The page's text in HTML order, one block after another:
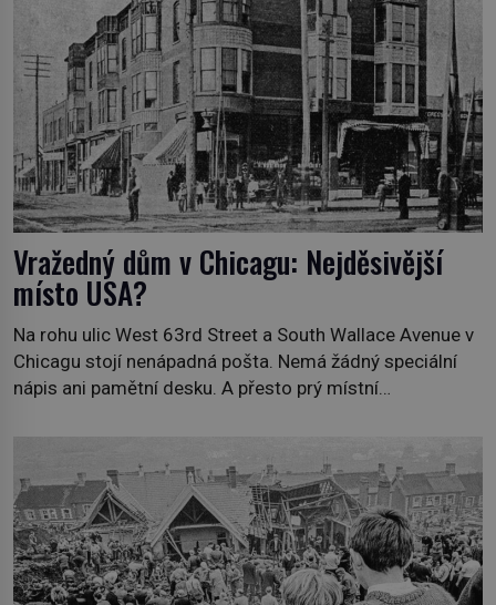
nejpůsobivějších námořních záhad? […]
Vražedný dům v Chicagu: Nejděsivější
místo USA?
Na rohu ulic West 63rd Street a South Wallace Avenue v
Chicagu stojí nenápadná pošta. Nemá žádný speciální
nápis ani pamětní desku. A přesto prý místní
sídlil sériový vrah H. H. Holmes a také nejpropracovanější
past na lidi v dějinách americké kriminalistiky. Herman
Webster Mudgett (1861–1896) přijíždí […]